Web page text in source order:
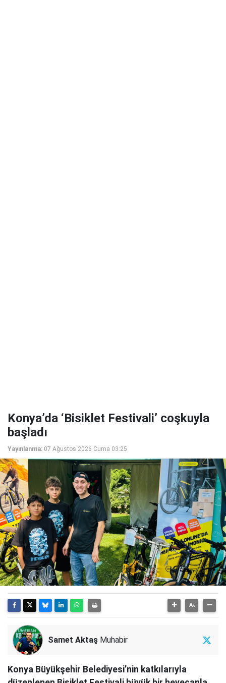
Konya’da ‘Bisiklet Festivali’ coşkuyla
başladı
Yayınlanma: 07 Ağustos 2026 Cuma 03:25
Samet Aktaş Muhabir
Konya Büyükşehir Belediyesi’nin katkılarıyla